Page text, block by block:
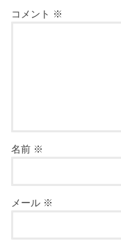
コメント ※
名前 ※
メール ※